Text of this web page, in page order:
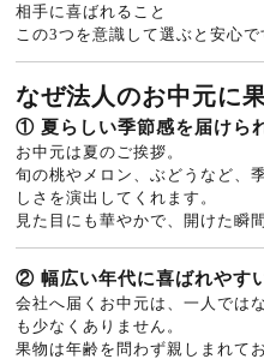
相手に喜ばれること
この3つを意識して選ぶと安心で
なぜ法人のお中元に
① 夏らしい季節感を届けら
お中元は夏のご挨拶。
旬の桃やメロン、ぶどうなど、
しさを演出してくれます。
見た目にも華やかで、開けた瞬
② 幅広い年代に喜ばれやす
会社へ届くお中元は、一人では
も少なくありません。
果物は年齢を問わず親しまれて